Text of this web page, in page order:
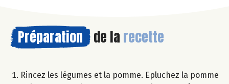
Préparation de la recette
Rincez les légumes et la pomme. Epluchez la pomme